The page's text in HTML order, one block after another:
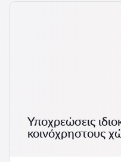
Υποχρεώσεις
κοινόχρηστους